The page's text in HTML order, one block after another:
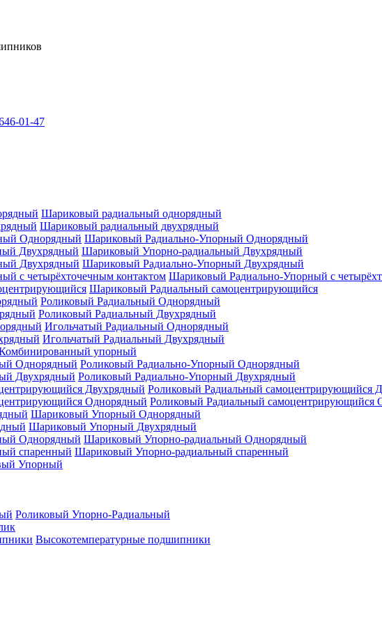
01-47
Шариковый радиальный однорядный
Шариковый радиальный двухрядный
Шариковый Радиально-Упорный Однорядный
Шариковый Упорно-радиальный Двухрядный
Шариковый Радиально-Упорный Двухрядный
Шариковый Радиально-Упорный с
Шариковый Радиальный самоцентрирующийся
Роликовый Радиальный Однорядный
Роликовый Радиальный Двухрядный
Игольчатый Радиальный Однорядный
Игольчатый Радиальный Двухрядный
упорный
Роликовый Радиально-Упорный Однорядный
Роликовый Радиально-Упорный Двухрядный
Роликовый Радиальный самоцентрирующийся
Роликовый Радиальный самоцентрирующийся
Шариковый Упорный Однорядный
Шариковый Упорный Двухрядный
Шариковый Упорно-радиальный Однорядный
Шариковый Упорно-радиальный спаренный
Упорный
Роликовый Упорно-Радиальный
Высокотемпературные подшипники